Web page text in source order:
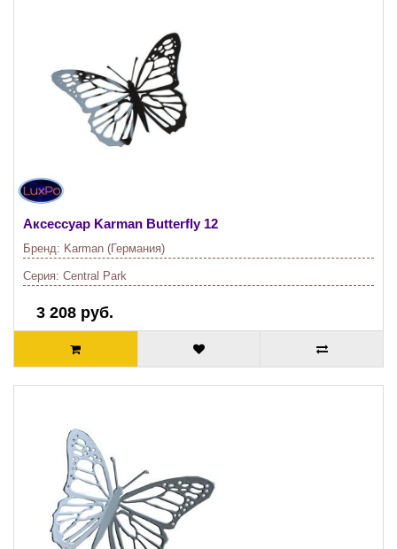
Аксессуар Karman Butterfly 12
Бренд: Karman (Германия)
Серия: Central Park
3 208 руб.